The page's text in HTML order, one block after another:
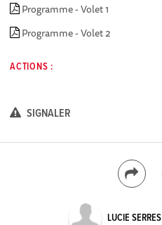
Programme - Volet 1
Programme - Volet 2
ACTIONS :
SIGNALER
LUCIE SERRES